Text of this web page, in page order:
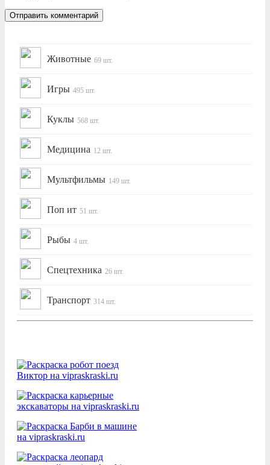
Животные 69 шт.
Игры 495 шт.
Куклы 568 шт.
Медицина 12 шт.
Мультфильмы 149 шт.
Поп ит 51 шт.
Рыбы 4 шт.
Спецтехника 26 шт.
Транспорт 314 шт.